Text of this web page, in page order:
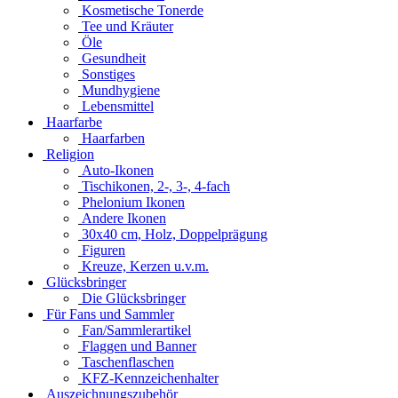
Kosmetische Tonerde
Tee und Kräuter
Öle
Gesundheit
Sonstiges
Mundhygiene
Lebensmittel
Haarfarbe
Haarfarben
Religion
Auto-Ikonen
Tischikonen, 2-, 3-, 4-fach
Phelonium Ikonen
Andere Ikonen
30x40 cm, Holz, Doppelprägung
Figuren
Kreuze, Kerzen u.v.m.
Glücksbringer
Die Glücksbringer
Für Fans und Sammler
Fan/Sammlerartikel
Flaggen und Banner
Taschenflaschen
KFZ-Kennzeichenhalter
Auszeichnungszubehör